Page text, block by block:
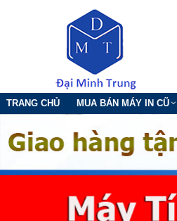
TRANG CHỦ MUA BÁN MÁY IN CŨ